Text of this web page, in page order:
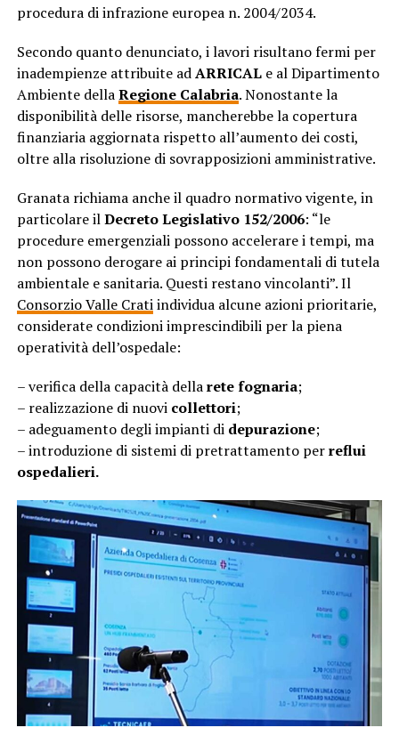
procedura di infrazione europea n. 2004/2034.
Secondo quanto denunciato, i lavori risultano fermi per
inadempienze attribuite adARRICALe al Dipartimento
Ambiente dellaRegione Calabria. Nonostante la
disponibilità delle risorse, mancherebbe la copertura
finanziaria aggiornata rispetto all’aumento dei costi,
oltre alla risoluzione di sovrapposizioni amministrative.
Granata richiama anche il quadro normativo vigente, in
particolare ilDecreto Legislativo 152/2006: “le
procedure emergenziali possono accelerare i tempi, ma
non possono derogare ai principi fondamentali di tutela
ambientale e sanitaria. Questi restano vincolanti”. Il
Consorzio Valle Cratiindividua alcune azioni prioritarie,
considerate condizioni imprescindibili per la piena
operatività dell’ospedale:
– verifica della capacità dellarete fognaria;
– realizzazione di nuovi collettori;
– adeguamento degli impianti di depurazione;
– introduzione di sistemi di pretrattamento perreflui
ospedalieri.